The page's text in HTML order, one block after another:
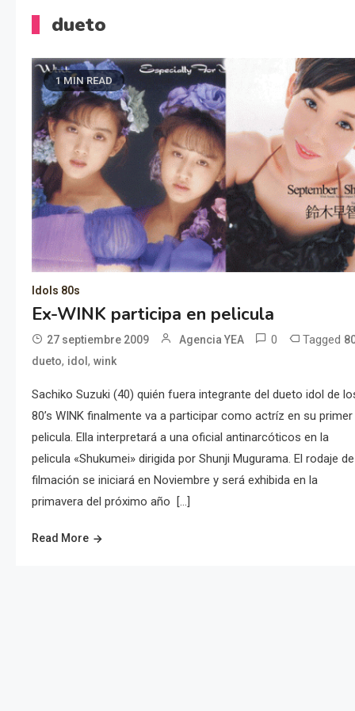
dueto
1 MIN READ
Idols 80s
Ex-WINK participa en pelicula
27 septiembre 2009 Agencia YEA 0 Tagged
dueto, idol,wink
Sachiko Suzuki (40) quién fuera integrante del dueto idol de
80’s WINK finalmente va a participar como actríz en su primer
pelicula. Ella interpretará a una oficial antinarcóticos en la
pelicula «Shukumei» dirigida por Shunji Mugurama. El rodaje
filmación se iniciará en Noviembre y será exhibida en la
primavera del próximo año […]
Read More